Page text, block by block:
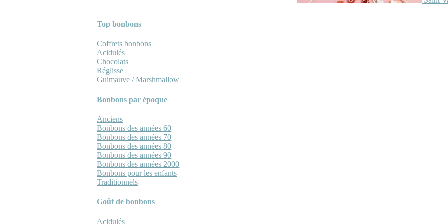
Top bonbons
Coffrets bonbons
Acidulés
Chocolats
Réglisse
Guimauve / Marshmallow
Bonbons par époque
Anciens
Bonbons des années 60
Bonbons des années 70
Bonbons des années 80
Bonbons des années 90
Bonbons des années 2000
Bonbons pour les enfants
Traditionnels
Goût de bonbons
Acidulés